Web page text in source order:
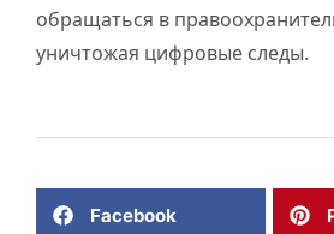
обращаться в
уничтожая цифровые следы.
Facebook